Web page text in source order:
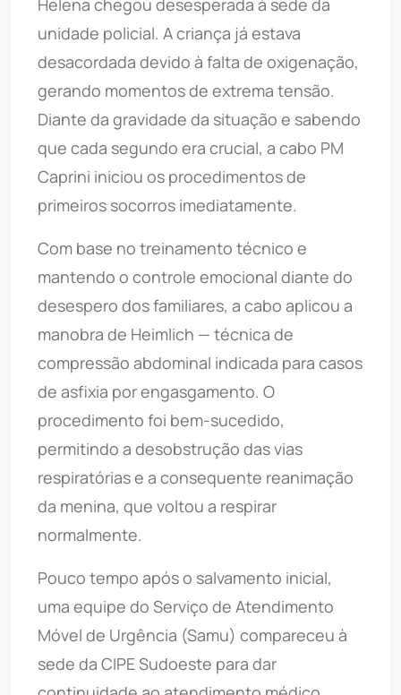
Helena chegou desesperada à sede da
unidade policial. A criança já estava
desacordada devido à falta de oxigenação,
gerando momentos de extrema tensão.
Diante da gravidade da situação e sabendo
que cada segundo era crucial, a cabo PM
Caprini iniciou os procedimentos de
primeiros socorros imediatamente.
Com base no treinamento técnico e
mantendo o controle emocional diante do
desespero dos familiares, a cabo aplicou a
manobra de Heimlich — técnica de
compressão abdominal indicada para casos
de asfixia por engasgamento. O
procedimento foi bem-sucedido,
permitindo a desobstrução das vias
respiratórias e a consequente reanimação
da menina, que voltou a respirar
normalmente.
Pouco tempo após o salvamento inicial,
uma equipe do Serviço de Atendimento
Móvel de Urgência (Samu) compareceu à
sede da CIPE Sudoeste para dar